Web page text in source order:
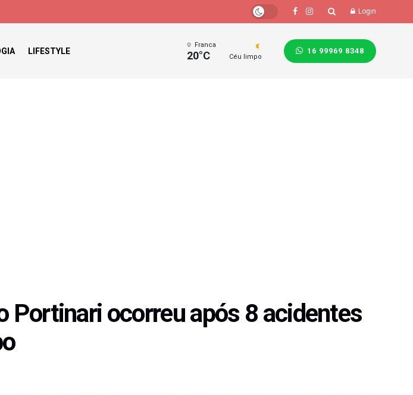
Login
LIFESTYLE
Franca
20°C Céu limpo
16 99969 8348
Portinari ocorreu após 8 acidentes